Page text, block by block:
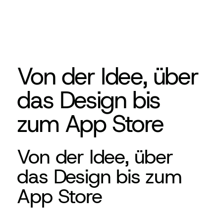
Von der Idee, über
das Design bis
zum App Store
Von der Idee, über
das Design bis zum
App Store